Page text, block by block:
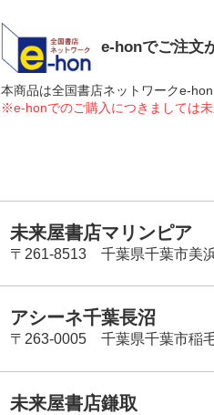
e-honでご注文
本商品は全国書店ネットワークe-
※e-honでのご購入につきましては
未来屋書店マリンピア
〒261-8513 千葉県千葉市美
アシーネ千葉長沼
〒263-0005 千葉県千葉市稲
未来屋書店鎌取